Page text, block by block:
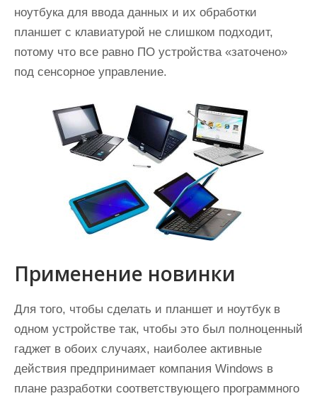
ноутбука для ввода данных и их обработки
планшет с клавиатурой не слишком подходит,
потому что все равно ПО устройства «заточено»
под сенсорное управление.
Применение новинки
Для того, чтобы сделать и планшет и ноутбук в
одном устройстве так, чтобы это был полноценный
гаджет в обоих случаях, наиболее активные
действия предпринимает компания Windows в
плане разработки соответствующего программного